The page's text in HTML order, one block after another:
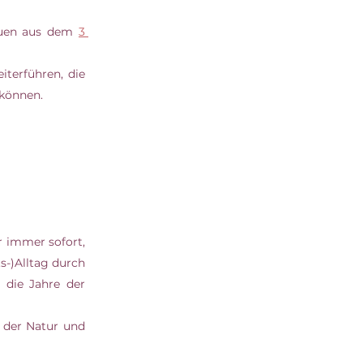
aus dem 3
die
immer sofort,
)Alltag durch
Jahre der
der Natur und